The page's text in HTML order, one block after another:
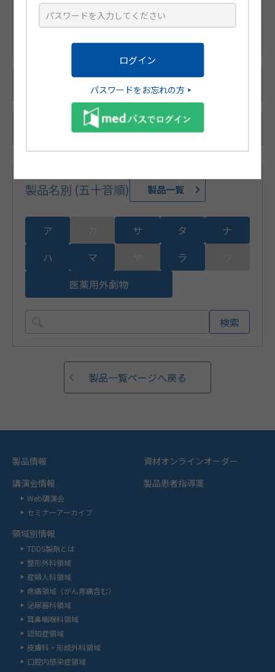
統一商品コード
188-45500-5
48枚(1枚/1袋×48袋)
96枚(1枚/1袋×96袋)
製品名別 (五十音順) 製品一覧
ア サ タ
ナ
ハ
マ ラ
医薬用外劇物
検索
製品一覧ページへ戻る
製品情報
講演会情報
Web講演会
セミナーアーカイブ
領域別情報
TDDS製剤とは
整形外科領域
産婦人科領域
疼痛領域（がん疼痛含む）
泌尿器科領域
耳鼻咽喉科領域
認知症領域
皮膚科・形成外科領域
口腔内感染症領域
資材オンラインオーダー
製品患者指導箋
パスワードをお忘れの方